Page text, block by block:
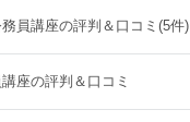
員講座の評判＆口コミ(5件)
座の評判＆口コミ